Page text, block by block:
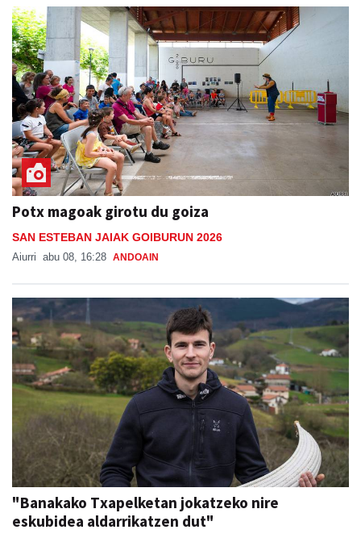
Potx magoak girotu du goiza
SAN ESTEBAN JAIAK GOIBURUN 2026
Aiurri abu 08, 16:28 ANDOAIN
"Banakako Txapelketan jokatzeko nire
eskubidea aldarrikatzen dut"